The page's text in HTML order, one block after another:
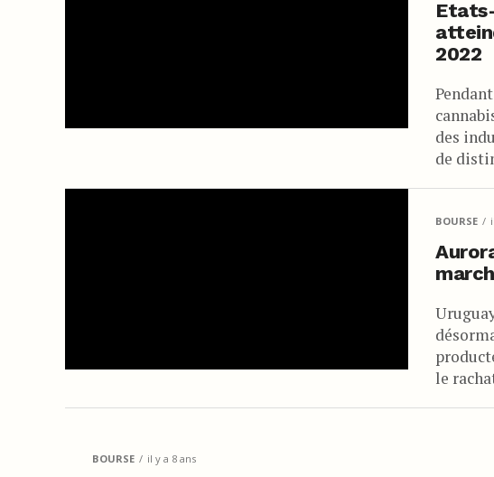
2022
des
de
BOURSE
le
BOURSE il y a 8 ans